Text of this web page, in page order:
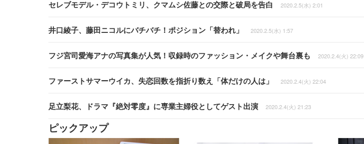
セレブモデル・デコウトミリ、クマムシ佐藤との交際と破局を告白 2020.2.5(水) 2:01
井口綾子、藤田ニコルにバチバチ！ポジション「替われ」 2020.2.5(水) 1:57
フジ宮司愛海アナの写真集が人気！収録時のファッション・メイクや舞台裏も 2020.2.4(火) 22:09
ファーストサマーウイカ、失恋回数を指折り数え「体だけの人は」 2020.2.4(火) 22:04
足立梨花、ドラマ『絶対零度』に専業主婦役としてゲスト出演 2020.2.4(火) 21:23
ピックアップ